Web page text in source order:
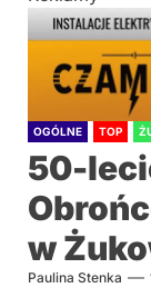
OGÓLNE TOP
50-
w
Paulina Stenka